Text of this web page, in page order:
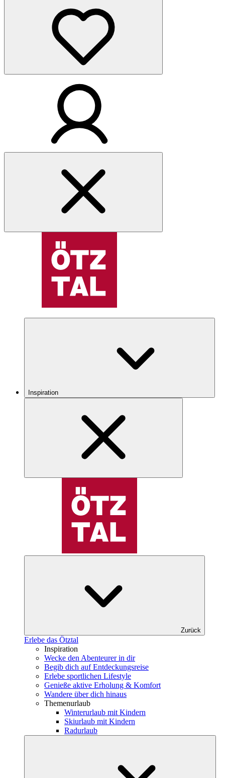
Inspiration
Zurück
Erlebe das Ötztal
Inspiration
Wecke den Abenteurer in dir
Begib dich auf Entdeckungsreise
Erlebe sportlichen Lifestyle
Genieße aktive Erholung & Komfort
Wandere über dich hinaus
Themenurlaub
Winterurlaub mit Kindern
Skiurlaub mit Kindern
Radurlaub